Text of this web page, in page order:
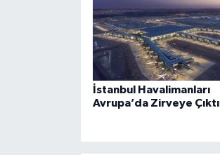
İstanbul Havalimanları
Avrupa’da Zirveye Çıktı